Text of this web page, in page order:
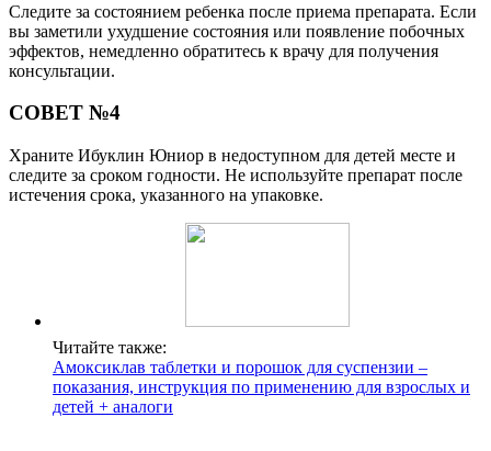
Следите за состоянием ребенка после приема препарата. Если
вы заметили ухудшение состояния или появление побочных
эффектов, немедленно обратитесь к врачу для получения
консультации.
СОВЕТ №4
Храните Ибуклин Юниор в недоступном для детей месте и
следите за сроком годности. Не используйте препарат после
истечения срока, указанного на упаковке.
Читайте также:
Амоксиклав таблетки и порошок для суспензии –
показания, инструкция по применению для взрослых и
детей + аналоги